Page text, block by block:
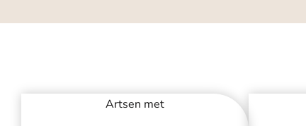
Artsen met